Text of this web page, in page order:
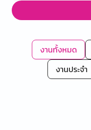
งานทั้งหมด
งานประจำ